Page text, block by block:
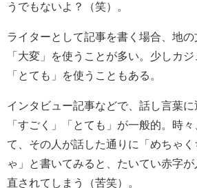
うでもないよ？（笑）。
ライターとして記事を書く場合、地の
「大変」を使うことが多い。少しカジ
「とても」を使うこともある。
インタビュー記事などで、話し言葉に
「すごく」「とても」が一般的。時々
て、その人が話した通りに「めちゃ
ゃ」と書いてみると、たいてい赤字
直されてしまう（苦笑）。